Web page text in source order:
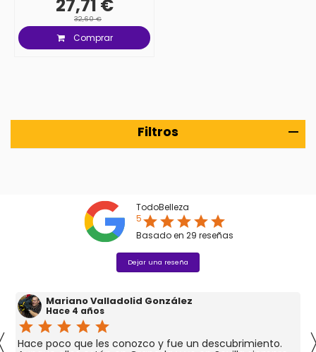
27,71 €
32,60 €
Comprar
Filtros
TodoBelleza
5starstarstarstarstar
Basado en 29 reseñas
Dejar una reseña
Mariano Valladolid González
Hace 4 años
star star star star star
Hace poco que les conozco y fue un descubrimiento.